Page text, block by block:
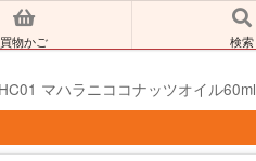
買物かご 検索
マハラニココナッツオイル60ml